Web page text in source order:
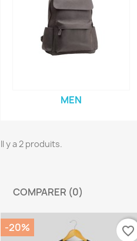
MEN
Il y a 2 produits.
COMPARER (0)‎
-20% favorite_border
Nom de la liste d'envies